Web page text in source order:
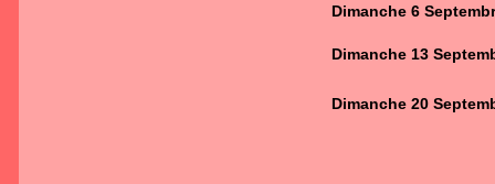
Dimanche 6
Dimanche 13
Dimanche 20 S